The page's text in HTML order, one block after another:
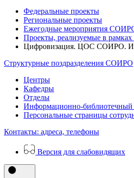
Федеральные проекты
Региональные проекты
Ежегодные мероприятия
Проекты, реализуемые в
Цифровизация. ЦОС СОИРО.
Структурные поздразделения СОИРО
Центры
Кафедры
Отделы
Информационно-библиотечный
Персональные страницы
Контакты: адреса, телефоны
Версия для слабовидящих